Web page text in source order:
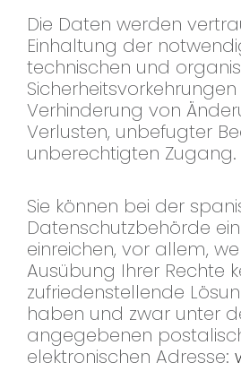
Die Daten werden
Einhaltung der
technischen und
Verhinderung von
Verlusten, unbefugter
unberechtigten Zugang.
Sie können bei der
Datenschutzbehörde
einreichen, vor allem,
Ausübung Ihrer Rechte
zufriedenstellende
haben und zwar unter
angegebenen
elektronischen Adresse: